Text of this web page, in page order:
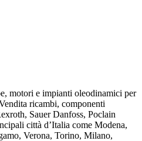
motori e impianti oleodinamici per
ricambi, componenti
Sauer Danfoss, Poclain
città d’Italia come Modena,
Verona, Torino, Milano,